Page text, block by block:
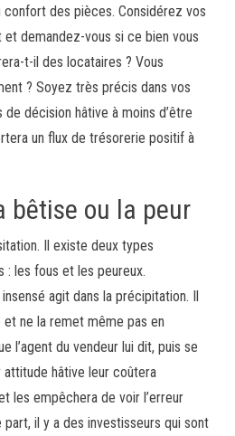
confort des pièces. Considérez vos
demandez-vous si ce bien vous
t-il des locataires ? Vous
? Soyez très précis dans vos
décision hâtive à moins d’être
un flux de trésorerie positif à
bêtise ou la peur
Il existe deux types
: les fous et les peureux.
insensé agit dans la précipitation. Il
ne la remet même pas en
l’agent du vendeur lui dit, puis se
hâtive leur coûtera
les empêchera de voir l’erreur
part, il y a des investisseurs qui sont